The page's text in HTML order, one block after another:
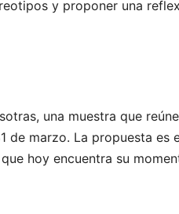
y proponer una
una muestra que
de marzo. La propuesta es
hoy encuentra su